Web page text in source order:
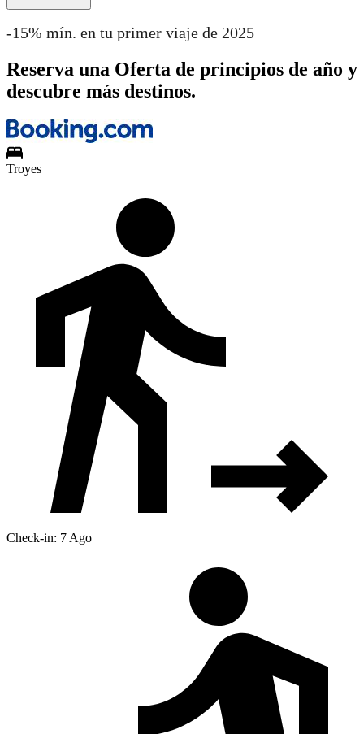
-15% mín. en tu primer viaje de 2025
Reserva una Oferta de principios de año y
descubre más destinos.
Troyes
Check-in: 7 Ago